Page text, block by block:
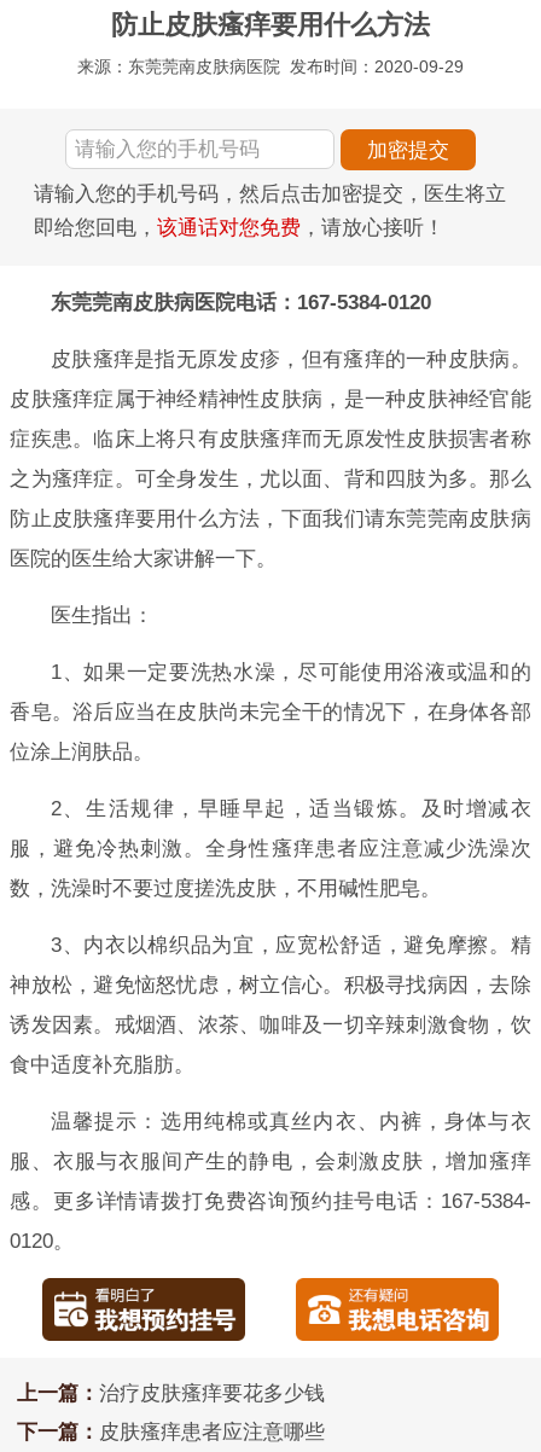
防止皮肤瘙痒要用什么方法
来源：东莞莞南皮肤病医院 发布时间：2020-09-29
请输入您的手机号码，然后点击加密提交，医生将立
即给您回电， 该通话对您免费 ，请放心接听！
东莞莞南皮肤病医院电话：167-5384-0120
皮肤瘙痒是指无原发皮疹，但有瘙痒的一种皮肤病。
皮肤瘙痒症属于神经精神性皮肤病，是一种皮肤神经官能
症疾患。临床上将只有皮肤瘙痒而无原发性皮肤损害者称
之为瘙痒症。可全身发生，尤以面、背和四肢为多。那么
防止皮肤瘙痒要用什么方法，下面我们请东莞莞南皮肤病
医院的医生给大家讲解一下。
医生指出：
1、如果一定要洗热水澡，尽可能使用浴液或温和的
香皂。浴后应当在皮肤尚未完全干的情况下，在身体各部
位涂上润肤品。
2、生活规律，早睡早起，适当锻炼。及时增减衣
服，避免冷热刺激。全身性瘙痒患者应注意减少洗澡次
数，洗澡时不要过度搓洗皮肤，不用碱性肥皂。
3、内衣以棉织品为宜，应宽松舒适，避免摩擦。精
神放松，避免恼怒忧虑，树立信心。积极寻找病因，去除
诱发因素。戒烟酒、浓茶、咖啡及一切辛辣刺激食物，饮
食中适度补充脂肪。
温馨提示：选用纯棉或真丝内衣、内裤，身体与衣
服、衣服与衣服间产生的静电，会刺激皮肤，增加瘙痒
感。更多详情请拨打免费咨询预约挂号电话：167-5384-
0120。
上一篇： 治疗皮肤瘙痒要花多少钱
下一篇： 皮肤瘙痒患者应注意哪些